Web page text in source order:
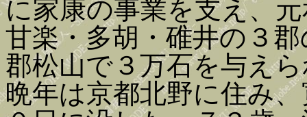
に家康の事業を支え、
甘楽・多胡・碓井の３
郡松山で３万石を与え
晩年は京都北野に住み